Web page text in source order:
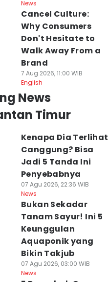
News
Cancel Culture:
Why Consumers
Don't Hesitate to
Walk Away From a
Brand
7 Aug 2026, 11:00 WIB
English
News
Timur
Kenapa Dia Terlihat
Canggung? Bisa
Jadi 5 Tanda Ini
Penyebabnya
07 Agu 2026, 22:36 WIB
News
Bukan Sekadar
Tanam Sayur! Ini 5
Keunggulan
Aquaponik yang
Bikin Takjub
07 Agu 2026, 03:00 WIB
News